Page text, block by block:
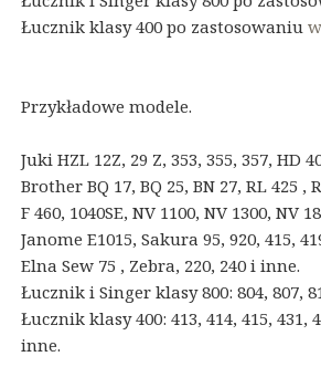
Łucznik klasy 400 po zastosowaniu
Przykładowe modele.
Juki HZL 12Z, 29 Z, 353, 355, 357, HD
Brother BQ 17, BQ 25, BN 27, RL 425 ,
F 460, 1040SE, NV 1100, NV 1300, NV
Janome E1015, Sakura 95, 920, 415,
Elna Sew 75 , Zebra, 220, 240 i inne.
Łucznik i Singer klasy 800: 804, 807,
Łucznik klasy 400: 413, 414, 415, 431,
inne.